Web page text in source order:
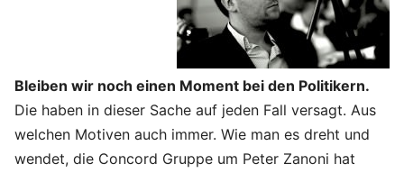
Bleiben wir noch einen Moment bei den Politikern.
Die haben in dieser Sache auf jeden Fall versagt. Aus
welchen Motiven auch immer. Wie man es dreht und
wendet, die Concord Gruppe um Peter Zanoni hat